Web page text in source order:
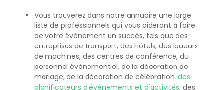
Vous trouverez dans notre annuaire une large
liste de professionnels qui vous aideront à faire
de votre événement un succès, tels que des
entreprises de transport, des hôtels, des loueurs
de machines, des centres de conférence, du
personnel événementiel, de la décoration de
mariage, de la décoration de célébration, des
planificateurs d'événements et d'activités, des